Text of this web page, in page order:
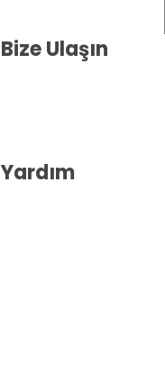
Bize Ulaşın
Yardım